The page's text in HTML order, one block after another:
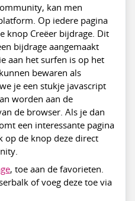
kan men
Op iedere pagina
knop Creëer bijdrage. Dit
bijdrage aangemaakt
aan het surfen is op het
bewaren als
je een stukje javascript
worden aan de
de browser. Als je dan
een interessante pagina
op de knop deze direct
, toe aan de favorieten.
of voeg deze toe via